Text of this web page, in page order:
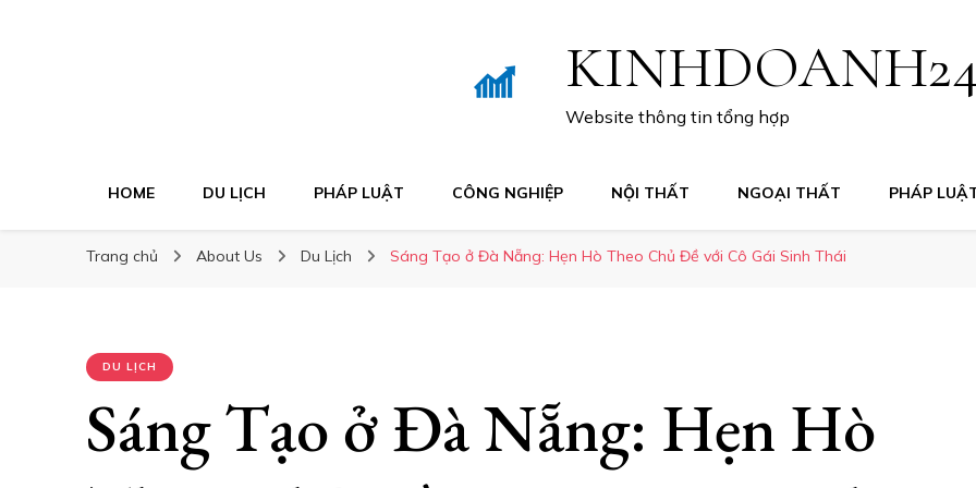
Website thông tin tổng hợp
HOME DU LỊCH PHÁP LUẬT CÔNG NGHIỆP NỘI THẤT NGOẠI THẤT PHÁP
Trang chủ About Us Du Lịch Sáng Tạo ở Đà Nẵng: Hẹn Hò Theo Chủ Đề với Cô Gái Sinh Thái
DU LỊCH
Sáng Tạo ở Đà Nẵng: Hẹn Hò